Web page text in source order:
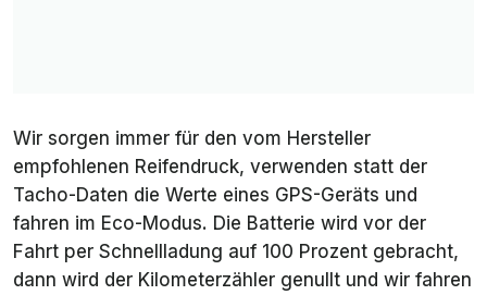
Wir sorgen immer für den vom Hersteller
empfohlenen Reifendruck, verwenden statt der
Tacho-Daten die Werte eines GPS-Geräts und
fahren im Eco-Modus. Die Batterie wird vor der
Fahrt per Schnellladung auf 100 Prozent gebracht,
dann wird der Kilometerzähler genullt und wir fahren